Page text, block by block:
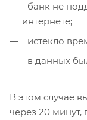
банк не
интернете;
истекло
в данных
В этом случае
через 20 минут,